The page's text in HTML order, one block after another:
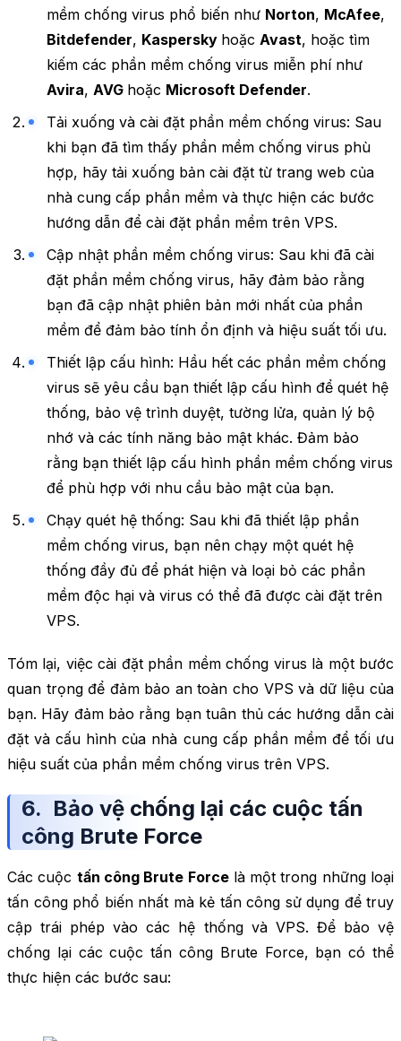
mềm chống virus phổ biến như Norton, McAfee,
Bitdefender, Kaspersky hoặc Avast, hoặc tìm
kiếm các phần mềm chống virus miễn phí như
Avira, AVG hoặc Microsoft Defender.
Tải xuống và cài đặt phần mềm chống virus: Sau
khi bạn đã tìm thấy phần mềm chống virus phù
hợp, hãy tải xuống bản cài đặt từ trang web của
nhà cung cấp phần mềm và thực hiện các bước
hướng dẫn để cài đặt phần mềm trên VPS.
Cập nhật phần mềm chống virus: Sau khi đã cài
đặt phần mềm chống virus, hãy đảm bảo rằng
bạn đã cập nhật phiên bản mới nhất của phần
mềm để đảm bảo tính ổn định và hiệu suất tối ưu.
Thiết lập cấu hình: Hầu hết các phần mềm chống
virus sẽ yêu cầu bạn thiết lập cấu hình để quét hệ
thống, bảo vệ trình duyệt, tường lửa, quản lý bộ
nhớ và các tính năng bảo mật khác. Đảm bảo
rằng bạn thiết lập cấu hình phần mềm chống virus
để phù hợp với nhu cầu bảo mật của bạn.
Chạy quét hệ thống: Sau khi đã thiết lập phần
mềm chống virus, bạn nên chạy một quét hệ
thống đầy đủ để phát hiện và loại bỏ các phần
mềm độc hại và virus có thể đã được cài đặt trên
VPS.
Tóm lại, việc cài đặt phần mềm chống virus là một bước
quan trọng để đảm bảo an toàn cho VPS và dữ liệu của
bạn. Hãy đảm bảo rằng bạn tuân thủ các hướng dẫn cài
đặt và cấu hình của nhà cung cấp phần mềm để tối ưu
hiệu suất của phần mềm chống virus trên VPS.
6. Bảo vệ chống lại các cuộc tấn
công Brute Force
Các cuộc tấn công Brute Forcelà một trong những loại
tấn công phổ biến nhất mà kẻ tấn công sử dụng để truy
cập trái phép vào các hệ thống và VPS. Để bảo vệ
chống lại các cuộc tấn công Brute Force, bạn có thể
thực hiện các bước sau: